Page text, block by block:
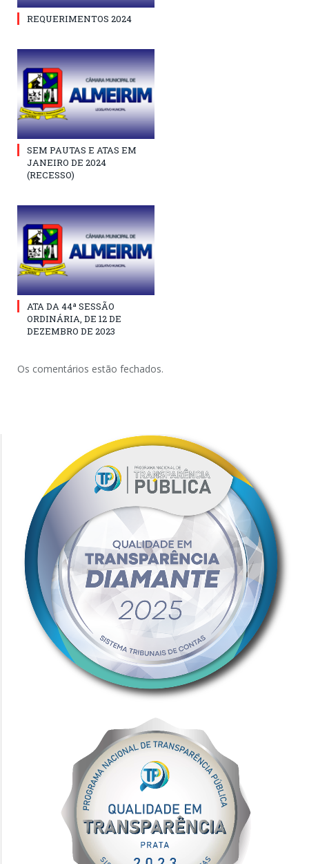
REQUERIMENTOS 2024
SEM PAUTAS E ATAS EM
JANEIRO DE 2024
(RECESSO)
ATA DA 44ª SESSÃO
ORDINÁRIA, DE 12 DE
DEZEMBRO DE 2023
Os comentários estão fechados.